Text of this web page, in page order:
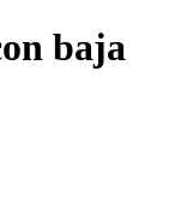
baja